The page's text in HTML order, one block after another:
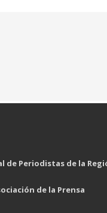
de Periodistas de la
de la Prensa